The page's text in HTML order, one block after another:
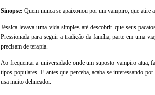
Sinopse: Quem nunca se apaixonou por um vampiro, que atire
Jéssica levava uma vida simples até descobrir que seus
Pressionada para seguir a tradição da família, parte em uma
precisam de terapia.
Ao frequentar a universidade onde um suposto vampiro atua,
tipos populares. E antes que perceba, acaba se interessando
usa muito delineador.